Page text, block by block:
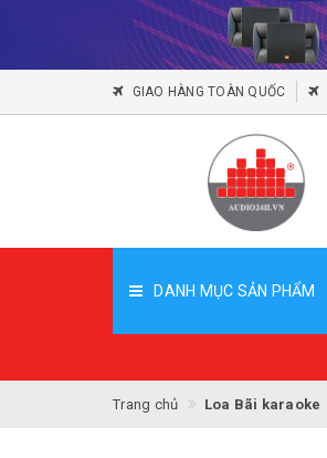
GIAO HÀNG TOÀN QUỐC
DANH MỤC SẢN PHẨM
Trang chủ Loa Bãi karaoke